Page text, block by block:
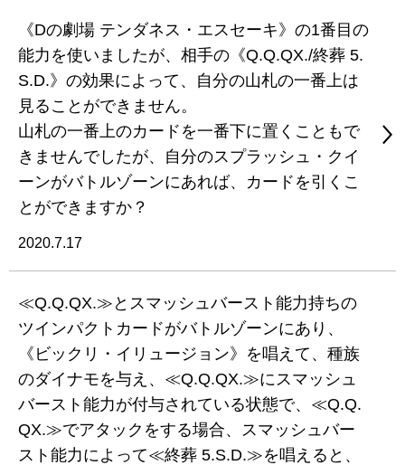
《Dの劇場 テンダネス・エスセーキ》の1番目の
能力を使いましたが、相手の《Q.Q.QX./終葬 5.
S.D.》の効果によって、自分の山札の一番上は
見ることができません。
山札の一番上のカードを一番下に置くこともで
きませんでしたが、自分のスプラッシュ・クイ
ーンがバトルゾーンにあれば、カードを引くこ
とができますか？
2020.7.17
≪Q.Q.QX.≫とスマッシュバースト能力持ちの
ツインパクトカードがバトルゾーンにあり、
《ビックリ・イリュージョン》を唱えて、種族
のダイナモを与え、≪Q.Q.QX.≫にスマッシュ
バースト能力が付与されている状態で、≪Q.Q.
QX.≫でアタックをする場合、スマッシュバー
スト能力によって≪終葬 5.S.D.≫を唱えると、